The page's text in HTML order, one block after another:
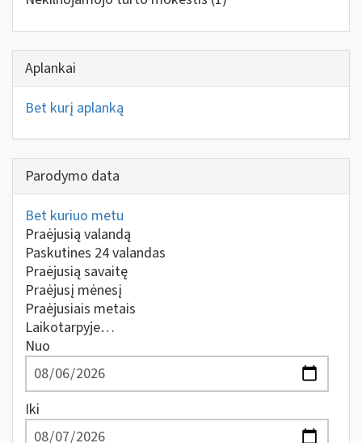
Aplankai
Bet kurį aplanką
Parodymo data
Bet kuriuo metu
Praėjusią valandą
Paskutines 24 valandas
Praėjusią savaitę
Praėjusį mėnesį
Praėjusiais metais
Laikotarpyje…
Nuo
Iki